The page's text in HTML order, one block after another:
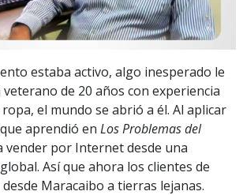
estaba activo, algo inesperado le
veterano de 20 años con experiencia
el mundo se abrió a él. Al aplicar
aprendió en Los Problemas del
vender por Internet desde una
Así que ahora los clientes de
desde Maracaibo a tierras lejanas.